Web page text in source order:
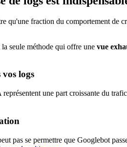
qu'une fraction du comportement de
seule méthode qui offre une vue
logs
une part croissante du
pas se permettre que Googlebot